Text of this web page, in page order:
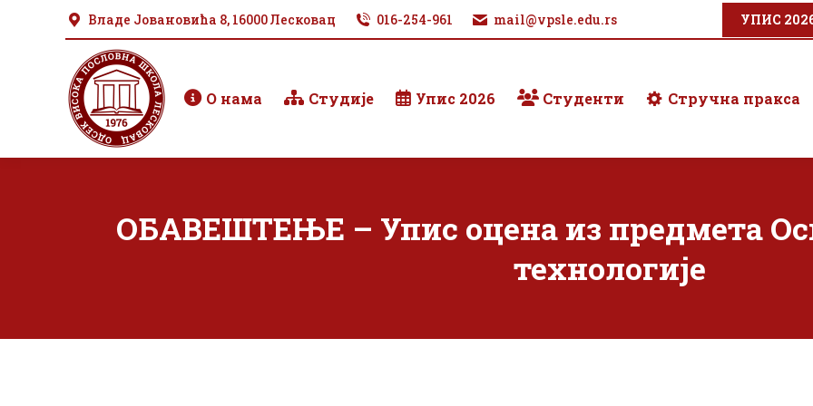
Владе Јовановића 8, 16000 Лесковац 016-254-961 mail@vpsle.edu.rs УПИС
О нама Студије Упис 2026 Студенти Стручна пракса
ОБАВЕШТЕЊЕ – Упис оцена из предмета
технологије